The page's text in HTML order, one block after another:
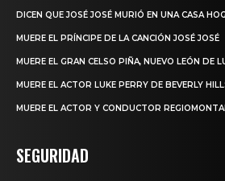
DICEN QUE JOSÉ JOSÉ MURIÓ EN UNA CASA
MUERE EL PRÍNCIPE DE LA CANCIÓN JOSÉ JOSÉ
MUERE EL GRAN CELSO PIÑA, NUEVO LEÓN DE
MUERE EL ACTOR LUKE PERRY DE BEVERLY
MUERE EL ACTOR Y CONDUCTOR
SEGURIDAD